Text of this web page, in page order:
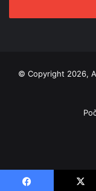
© Copyright 2026,